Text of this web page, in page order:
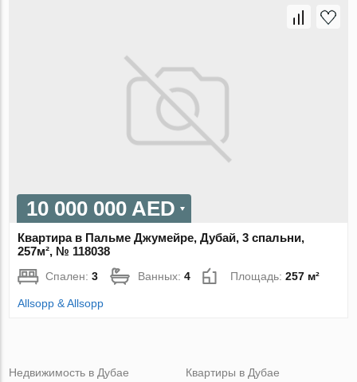
10 000 000 AED
Квартира в Пальме Джумейре, Дубай, 3 спальни,
257м², № 118038
Спален:3 Ванных:4 Площадь:257 м²
Allsopp & Allsopp
Недвижимость в Дубае
Квартиры в Дубае